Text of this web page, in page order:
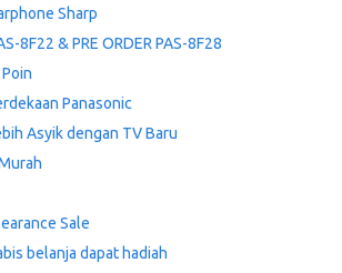
Sharp
8F22 & PRE ORDER PAS-8F28
Panasonic
Asyik dengan TV Baru
Sale
belanja dapat hadiah